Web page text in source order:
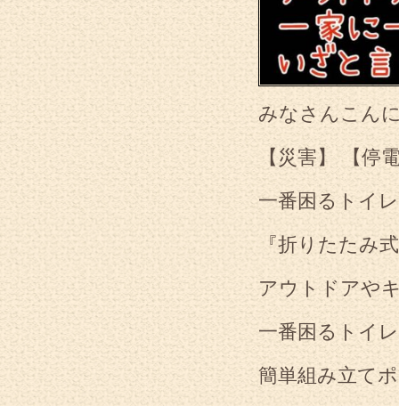
みなさんこん
【災害】 【停
一番困るトイ
『折りたたみ
アウトドアや
一番困るトイ
簡単組み立て